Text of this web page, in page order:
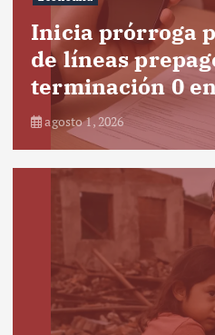
Inicia prórroga
de líneas
terminación 0
agosto 1, 2026